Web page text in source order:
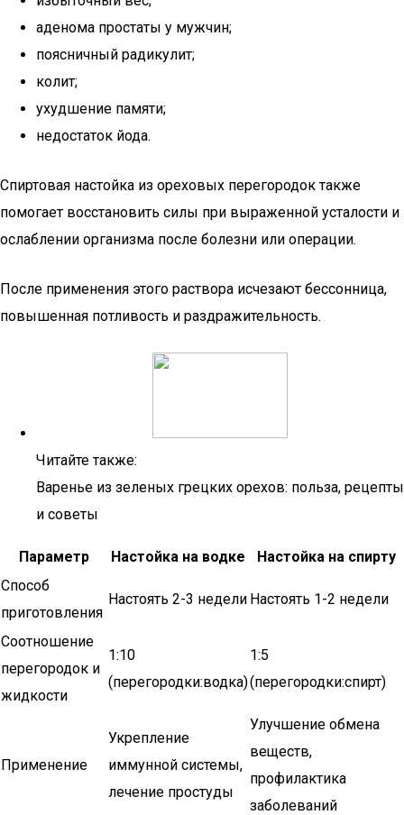
аденома простаты у мужчин;
поясничный радикулит;
колит;
ухудшение памяти;
недостаток йода.
Спиртовая настойка из ореховых перегородок также
помогает восстановить силы при выраженной усталости и
ослаблении организма после болезни или операции.
После применения этого раствора исчезают бессонница,
повышенная потливость и раздражительность.
Читайте также:
Варенье из зеленых грецких орехов: польза, рецепты
и советы
Параметр Настойка на водке
Настойка на спирту
Способ
приготовления
Настоять 2-3 недели Настоять 1-2 недели
Соотношение
перегородок и
жидкости
1:10
(перегородки:водка)
1:5
(перегородки:спирт)
Применение
Укрепление
иммунной системы,
лечение простуды
Улучшение обмена
веществ,
профилактика
заболеваний